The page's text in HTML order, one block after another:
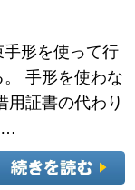
形を使って行
手形を使わな
用証書の代わり